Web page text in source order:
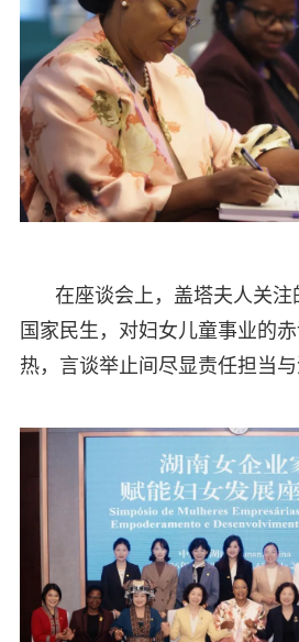
在座谈会上，盖塔夫人关
国家民生，对妇女儿童事业的
热，言谈举止间尽显责任担当与